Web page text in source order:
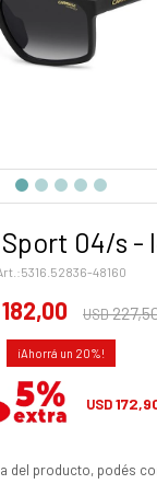
04/s -
5316.52836-48160
182,00 USD
20
USD
del producto, podés